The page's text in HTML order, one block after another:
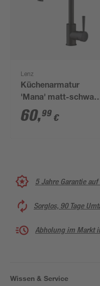
Lenz
Küchenarmatur
'Mana' matt-
36,5 cm
60,99 €
5 Jahre Garantie
Sorglos, 90 Tage
Abholung im Markt
Wissen & Service